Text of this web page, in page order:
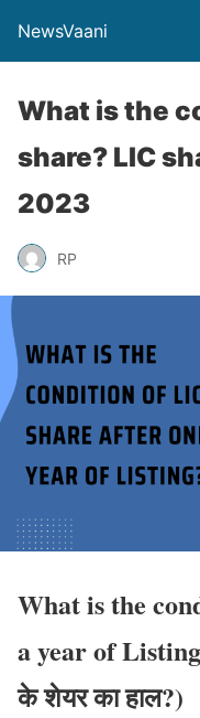
NewsVaani
What is the
share? LIC
2023
RP
What is the
a year of
के शेयर का हाल?)